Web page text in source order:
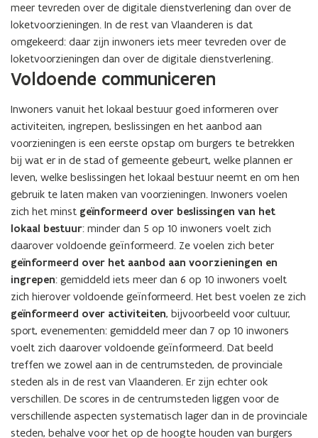
meer tevreden over de digitale dienstverlening dan over de
loketvoorzieningen. In de rest van Vlaanderen is dat
omgekeerd: daar zijn inwoners iets meer tevreden over de
loketvoorzieningen dan over de digitale dienstverlening.
Voldoende communiceren
Inwoners vanuit het lokaal bestuur goed informeren over
activiteiten, ingrepen, beslissingen en het aanbod aan
voorzieningen is een eerste opstap om burgers te betrekken
bij wat er in de stad of gemeente gebeurt, welke plannen er
leven, welke beslissingen het lokaal bestuur neemt en om hen
gebruik te laten maken van voorzieningen. Inwoners voelen
zich het minst geïnformeerd over beslissingen van het
lokaal bestuur: minder dan 5 op 10 inwoners voelt zich
daarover voldoende geïnformeerd. Ze voelen zich beter
geïnformeerd over het aanbod aan voorzieningen en
ingrepen: gemiddeld iets meer dan 6 op 10 inwoners voelt
zich hierover voldoende geïnformeerd. Het best voelen ze zich
geïnformeerd over activiteiten, bijvoorbeeld voor cultuur,
sport, evenementen: gemiddeld meer dan 7 op 10 inwoners
voelt zich daarover voldoende geïnformeerd. Dat beeld
treffen we zowel aan in de centrumsteden, de provinciale
steden als in de rest van Vlaanderen. Er zijn echter ook
verschillen. De scores in de centrumsteden liggen voor de
verschillende aspecten systematisch lager dan in de provinciale
steden, behalve voor het op de hoogte houden van burgers